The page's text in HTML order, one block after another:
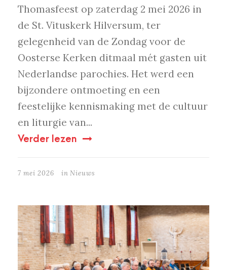
Thomasfeest op zaterdag 2 mei 2026 in
de St. Vituskerk Hilversum, ter
gelegenheid van de Zondag voor de
Oosterse Kerken ditmaal mét gasten uit
Nederlandse parochies. Het werd een
bijzondere ontmoeting en een
feestelijke kennismaking met de cultuur
en liturgie van...
Verder lezen
7 mei 2026 in Nieuws